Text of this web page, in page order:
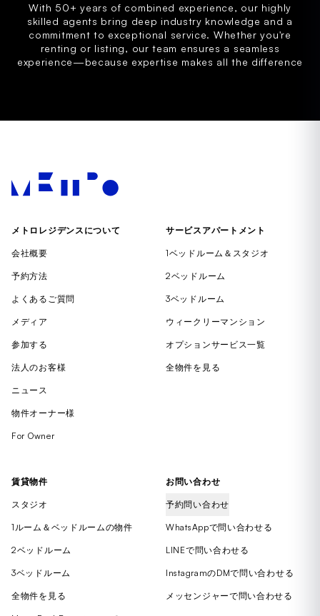
With 50+ years of combined experience, our highly
skilled agents bring deep industry knowledge and a
commitment to exceptional service. Whether you're
renting or listing, our team ensures a seamless
experience—because expertise makes all the difference
メトロレジデンスについて
会社概要
予約方法
よくあるご質問
メディア
参加する
法人のお客様
ニュース
物件オーナー様
For Owner
サービスアパートメント
1ベッドルーム＆スタジオ
2ベッドルーム
3ベッドルーム
ウィークリーマンション
オプションサービス一覧
全物件を見る
賃貸物件
スタジオ
1ルーム＆ベッドルームの物件
2ベッドルーム
3ベッドルーム
全物件を見る
お問い合わせ
予約問い合わせ
WhatsAppで問い合わせる
LINEで問い合わせる
InstagramのDMで問い合わせる
メッセンジャーで問い合わせる